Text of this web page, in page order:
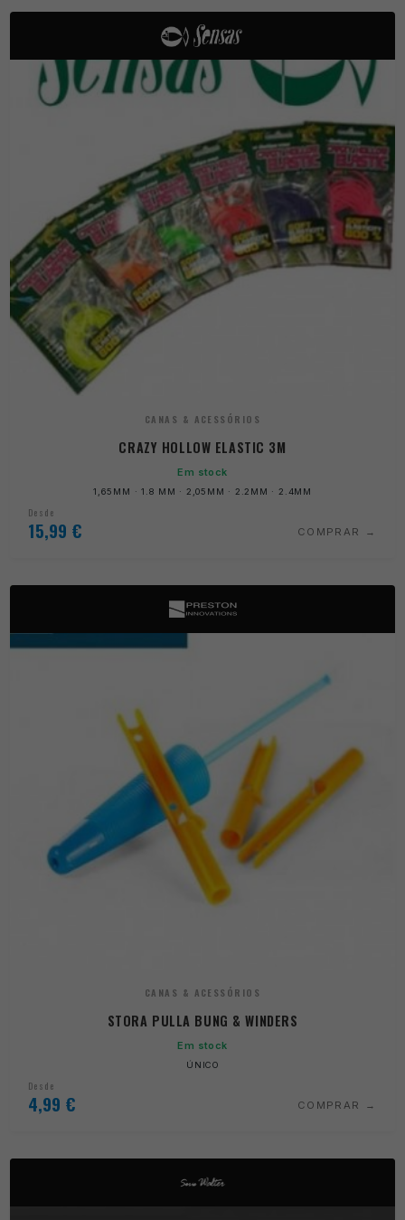
CANAS & ACESSÓRIOS
CRAZY HOLLOW ELASTIC 3M
Em stock
1,65MM · 1.8 MM · 2,05MM · 2.2MM · 2.4MM
Desde
15,99 € COMPRAR
CANAS & ACESSÓRIOS
STORA PULLA BUNG & WINDERS
Em stock
ÚNICO
Desde
4,99 € COMPRAR